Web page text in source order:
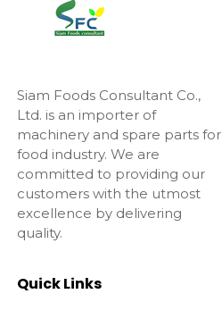
Siam Foods Consultant Co.,
Ltd. is an importer of
machinery and spare parts for
food industry. We are
committed to providing our
customers with the utmost
excellence by delivering
quality.
Quick Links